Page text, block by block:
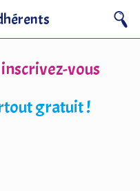
vous
gratuit !